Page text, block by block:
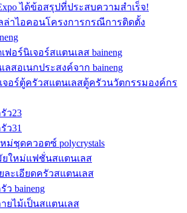
ได้ข้อสรุปที่ประสบความสำเร็จ!
ล่าไอคอนโครงการกรณีการติดตั้ง
ฟอร์นิเจอร์สแตนเลส baineng
ลสอเนกประสงค์จาก baineng
จอร์ตู้ครัวสแตนเลสตู้ครัวนวัตกรรมองค์กร
ว23
ว31
ม่ชุดควอตซ์ polycrystals
ใหม่แฟชั่นสแตนเลส
ละเอียดครัวสแตนเลส
baineng
ยไม้เป็นสแตนเลส